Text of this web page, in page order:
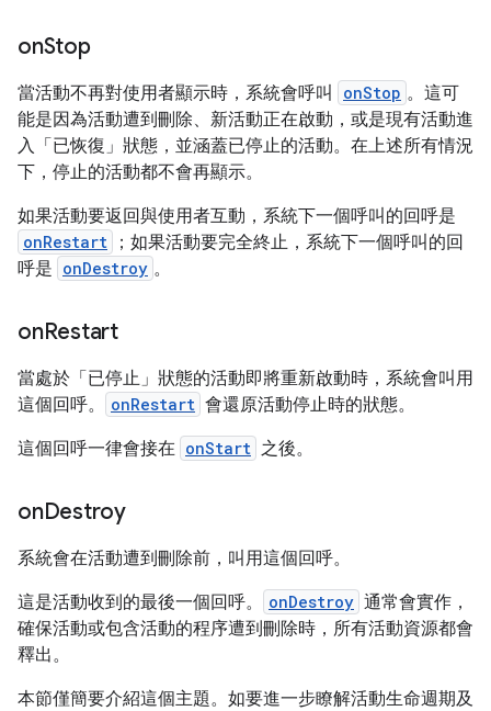
onStop
當活動不再對使用者顯示時，系統會呼叫 onStop 。這可
能是因為活動遭到刪除、新活動正在啟動，或是現有活動進
入「已恢復」狀態，並涵蓋已停止的活動。在上述所有情況
下，停止的活動都不會再顯示。
如果活動要返回與使用者互動，系統下一個呼叫的回呼是
onRestart
；如果活動要完全終止，系統下一個呼叫的回
呼是 onDestroy 。
onRestart
當處於「已停止」狀態的活動即將重新啟動時，系統會叫用
這個回呼。
onRestart 會還原活動停止時的狀態。
這個回呼一律會接在 onStart 之後。
onDestroy
系統會在活動遭到刪除前，叫用這個回呼。
這是活動收到的最後一個回呼。
onDestroy 通常會實作，
確保活動或包含活動的程序遭到刪除時，所有活動資源都會
釋出。
本節僅簡要介紹這個主題。如要進一步瞭解活動生命週期及